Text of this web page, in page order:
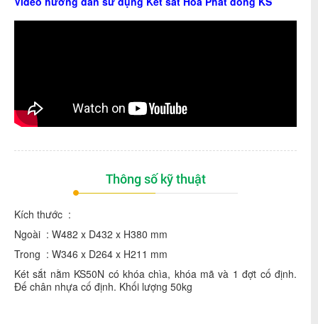
Thông số kỹ thuật
Kích thước :
Ngoài : W482 x D432 x H380 mm
Trong : W346 x D264 x H211 mm
Két sắt nằm KS50N có khóa chìa, khóa mã và 1 đợt cố định.
Đế chân nhựa cố định. Khối lượng 50kg